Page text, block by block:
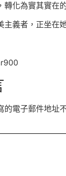
轉化為實其實在
主義者，正坐在
的電子郵件地址